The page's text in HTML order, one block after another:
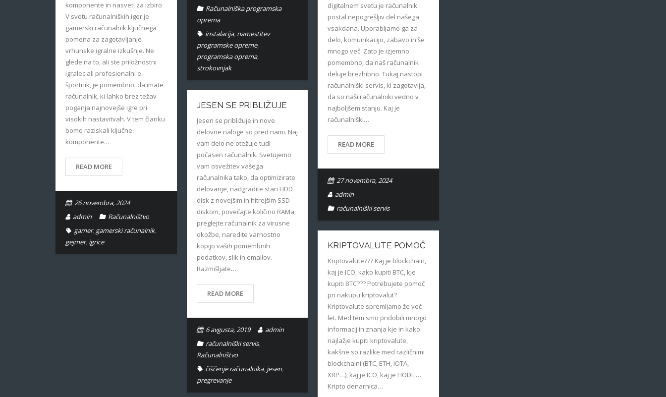
Računalniška programska
oprema
instalacija, namestitev
programske opreme,
programska oprema,
strokovnjak
digitalnem svetu je računalnik
postal nepogrešljiv del našega
vsakdana. Uporabljamo ga za
delo, komunikacijo, zabavo in še
mnogo več. Zato je izjemno
pomembno, da naš računalnik
deluje brezhibno. Tukaj nastopi
računalniški servis, ki zagotavlja,
da so naši računalniki vedno v
najboljšem stanju. Kaj je
računalniški…
READ MORE
27 novembra, 2024
admin
računalniški servis
komponente in nasveti za izbiro
V svetu računalniških iger je
gamerski računalnik ključnega
pomena za zagotavljanje
vrhunske igralne izkušnje. Ne
glede na to, ali ste priložnostni
igralec ali profesionalni e-
športnik, je pomembno, da imate
računalnik, ki lahko brez težav
poganja najnovejše igre pri
visokih nastavitvah. V tem članku
bomo raziskali ključne
komponente…
READ MORE
26 novembra, 2024
admin
Računalništvo
gamer, gamerski računalnik,
gejmer, igrice
JESEN SE PRIBLIŽUJE
Jesen se približuje in nove
delovne naloge so pred nami. Naj
vam delo ne otežuje tudi
počasen računalnik. Svetujemo
vam osvežitev vašega
računalnika tako, da optimizirate
delovanje, nadgradite stari HDD
disk z novejšim in hitrejšim SSD
diskom, povečajte količino RAMa,
preglejte računalnik za virusne
okožbe, naredite varnostno
kopijo vaših pomembnih
podatkov, slik in emailov.
Razmišljate…
READ MORE
6 avgusta, 2019
admin
računalniški servis,
Računalništvo
čiščenje računalnika, jesen,
pregrevanje
KRIPTOVALUTE POMOČ
Kriptovalute??? Kaj je blockchain,
kaj je ICO, kako kupiti BTC, kje
kupiti BTC??? Potrebujete pomoč
pri nakupu kriptovalut?
Kriptovalute spremljamo že več
let. Med tem smo pridobili mnogo
informacij in znanja kje in kako
najlažje kupiti kriptovalute,
kakšne so razlike med različnimi
blockchaini (BTC, ETH, IOTA,
XRP…), kaj je ICO, kaj je HODL,…
Kripto denarnica…